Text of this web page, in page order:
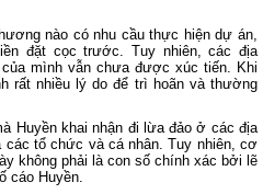
nào có nhu cầu thực hiện dự án,
đặt cọc trước. Tuy nhiên, các địa
mình vẫn chưa được xúc tiến. Khi
rất nhiều lý do để trì hoãn và thường
Huyền khai nhận đi lừa đảo ở các địa
các tổ chức và cá nhân. Tuy nhiên, cơ
không phải là con số chính xác bởi lẽ
cáo Huyền.